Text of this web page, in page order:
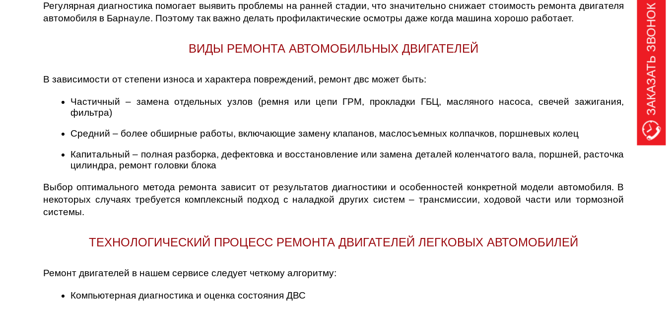
Регулярная диагностика помогает выявить проблемы на ранней стадии, что значительно снижает стоимость ремонта двигателя
автомобиля в Барнауле. Поэтому так важно делать профилактические осмотры даже когда машина хорошо работает.
ВИДЫ РЕМОНТА АВТОМОБИЛЬНЫХ ДВИГАТЕЛЕЙ
В зависимости от степени износа и характера повреждений, ремонт двс может быть:
Частичный – замена отдельных узлов (ремня или цепи ГРМ, прокладки ГБЦ, масляного насоса, свечей зажигания,
фильтра)
Средний – более обширные работы, включающие замену клапанов, маслосъемных колпачков, поршневых колец
Капитальный – полная разборка, дефектовка и восстановление или замена деталей коленчатого вала, поршней, расточка
цилиндра, ремонт головки блока
Выбор оптимального метода ремонта зависит от результатов диагностики и особенностей конкретной модели автомобиля. В
некоторых случаях требуется комплексный подход с наладкой других систем – трансмиссии, ходовой части или тормозной
системы.
ТЕХНОЛОГИЧЕСКИЙ ПРОЦЕСС РЕМОНТА ДВИГАТЕЛЕЙ ЛЕГКОВЫХ АВТОМОБИЛЕЙ
Ремонт двигателей в нашем сервисе следует четкому алгоритму:
Компьютерная диагностика и оценка состояния ДВС
ЗАКАЗАТЬ ЗВОНОК